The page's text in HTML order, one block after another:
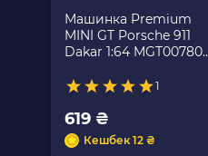
Машинка Premium
MINI GT Porsche 911
Dakar 1:64 MGT00780-
1
619 ₴
Кешбек 12 ₴